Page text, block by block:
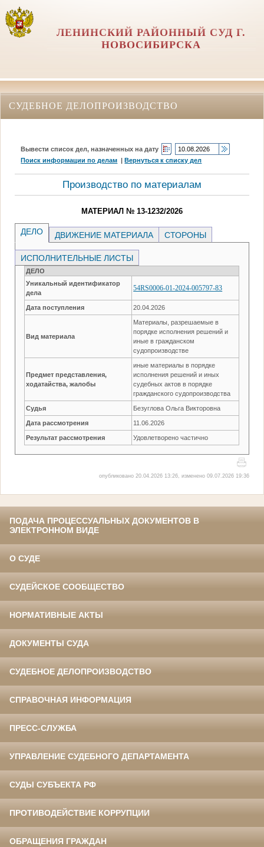
ЛЕНИНСКИЙ РАЙОННЫЙ СУД Г.
НОВОСИБИРСКА
СУДЕБНОЕ ДЕЛОПРОИЗВОДСТВО
Вывести список дел, назначенных на дату
Поиск информации по делам |Вернуться к списку дел
Производство по материалам
МАТЕРИАЛ № 13-1232/2026
ДЕЛО ДВИЖЕНИЕ МАТЕРИАЛА СТОРОНЫ
ИСПОЛНИТЕЛЬНЫЕ ЛИСТЫ
ДЕЛО
Уникальный идентификатор
дела
54RS0006-01-2024-005797-83
Дата поступления 20.04.2026
Вид материала
Материалы, разрешаемые в
порядке исполнения решений и
иные в гражданском
судопроизводстве
Предмет представления,
ходатайства, жалобы
иные материалы в порядке
исполнения решений и иных
судебных актов в порядке
гражданского судопроизводства
Судья Безуглова Ольга Викторовна
Дата рассмотрения 11.06.2026
Результат рассмотрения Удовлетворено частично
опубликовано 20.04.2026 13:26, изменено 09.07.2026 19:36
ПОДАЧА ПРОЦЕССУАЛЬНЫХ ДОКУМЕНТОВ В
ЭЛЕКТРОННОМ ВИДЕ
О СУДЕ
СУДЕЙСКОЕ СООБЩЕСТВО
НОРМАТИВНЫЕ АКТЫ
ДОКУМЕНТЫ СУДА
СУДЕБНОЕ ДЕЛОПРОИЗВОДСТВО
СПРАВОЧНАЯ ИНФОРМАЦИЯ
ПРЕСС-СЛУЖБА
УПРАВЛЕНИЕ СУДЕБНОГО ДЕПАРТАМЕНТА
СУДЫ СУБЪЕКТА РФ
ПРОТИВОДЕЙСТВИЕ КОРРУПЦИИ
ОБРАЩЕНИЯ ГРАЖДАН